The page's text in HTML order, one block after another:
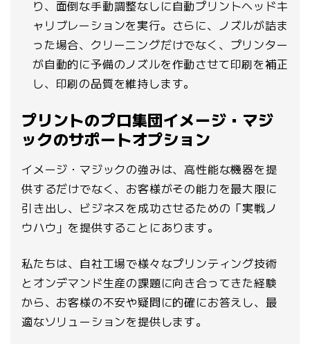
り、面倒な手動調整なしに自動プリントヘッドキ
ャリブレーションを実行。さらに、ノズルが詰ま
った場合、クリーニングだけでなく、プリンター
が自動的に予備のノズルを作動させて印刷を補正
し、印刷の品質を維持します。
プリントのプロ集団イメージ・マジ
ックのサポートオプション
イメージ・マジックの強みは、高性能な機器を提
供するだけでなく、お客様がその能力を最大限に
引き出し、ビジネスを成功させるための「実戦ノ
ウハウ」を提供することにあります。
私たちは、自社工場で様々なプリンティング技術
とオンデマンド生産の課題に向き合ってきた経験
から、お客様の不安や疑問に的確にお答えし、最
適なソリューションを提供します。